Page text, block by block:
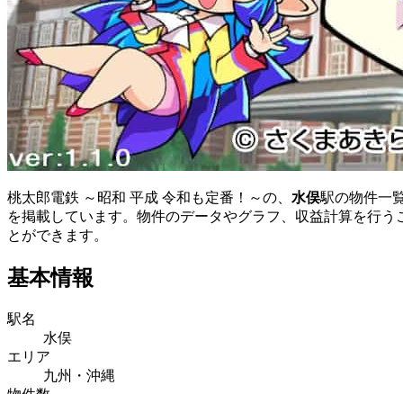
桃太郎電鉄 ～昭和 平成 令和も定番！～の、 水俣駅の物件一
を掲載しています。物件のデータやグラフ、収益計算を行う
とができます。
基本情報
駅名
水俣
エリア
九州・沖縄